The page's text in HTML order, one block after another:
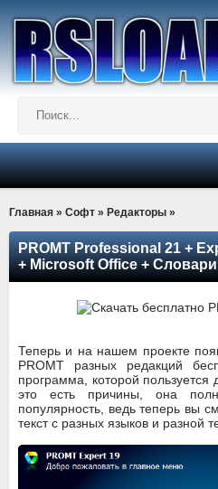
Главная » Софт » Редакторы »
PROMT Professional 21 +
+ Microsoft Office + Словари
Теперь и на нашем проекте
PROMT разных редакций
программа, которой
это есть причины, она
популярность, ведь теперь вы
текст с разных языков и разной